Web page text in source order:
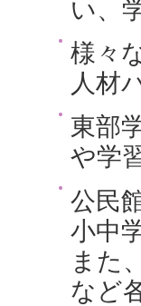
い、
様々
人材
東部
や学
公民
小中
また
など